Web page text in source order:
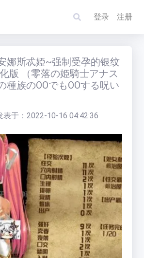
登录 注册
娜斯忒婭~强制受孕的银纹
版 （零落の姫騎士アナス
種族のOOでもOOする呪い
表于： 2022-10-16 04:42:36